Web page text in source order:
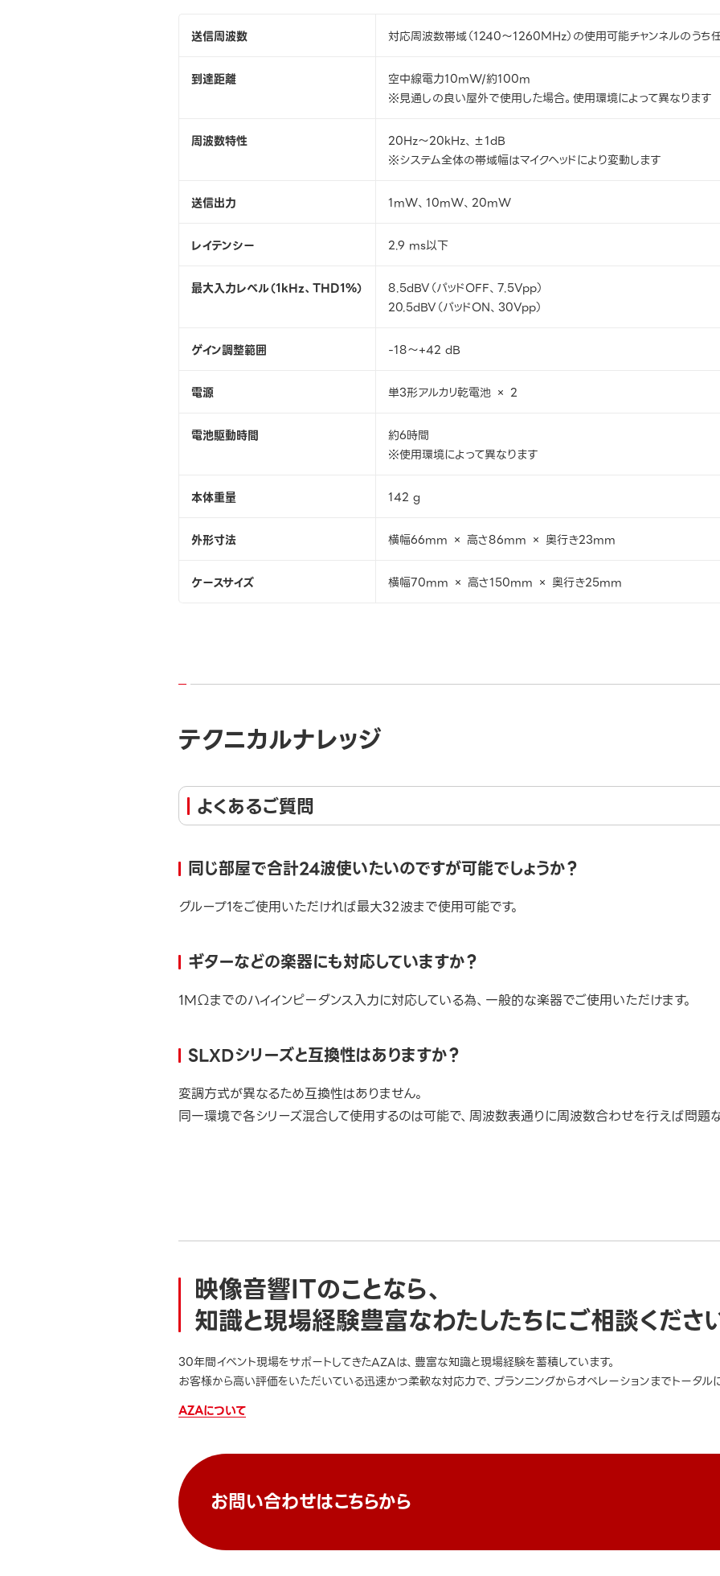
送信周波数 対応周波数帯域（1240～1260MHz）の使用可能チャンネルのうち
到達距離
空中線電力10mW/約100m
※見通しの良い屋外で使用した場合。使用環境によって異なります
周波数特性
20Hz～20kHz、±1dB
※システム全体の帯域幅はマイクヘッドにより変動します
送信出力 1mW、10mW、20mW
レイテンシー 2.9 ms以下
最大入力レベル（1kHz、THD1%）
8.5dBV（パッドOFF、7.5Vpp）
20.5dBV（パッドON、30Vpp）
ゲイン調整範囲 -18～+42 dB
電源 単3形アルカリ乾電池 × 2
電池駆動時間
約6時間
※使用環境によって異なります
本体重量 142 g
外形寸法 横幅66mm × 高さ86mm × 奥行き23mm
ケースサイズ 横幅70mm × 高さ150mm × 奥行き25mm
テクニカルナレッジ
よくあるご質問
同じ部屋で合計24波使いたいのですが可能でしょうか？
グループ1をご使用いただければ最大32波まで使用可能です。
ギターなどの楽器にも対応していますか？
1MΩまでのハイインピーダンス入力に対応している為、一般的な楽器でご使用いただけます。
SLXDシリーズと互換性はありますか？
変調方式が異なるため互換性はありません。
同一環境で各シリーズ混合して使用するのは可能で、周波数表通りに周波数合わせを行えば問題
映像音響ITのことなら、
知識と現場経験豊富なわたしたちにご相談くださ
30年間イベント現場をサポートしてきたAZAは、豊富な知識と現場経験を蓄積しています。
お客様から高い評価をいただいている迅速かつ柔軟な対応力で、プランニングからオペレーションまでトータル
AZAについて
お問い合わせはこちらから